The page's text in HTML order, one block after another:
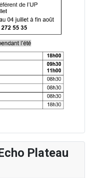
Plateau